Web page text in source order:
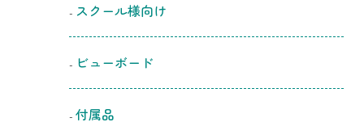
スクール様向け
ビューボード
付属品